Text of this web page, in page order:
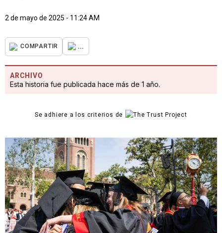
2 de mayo de 2025 - 11:24 AM
COMPARTIR ...
ARCHIVO
Esta historia fue publicada hace más de 1 año.
Se adhiere a los criterios de